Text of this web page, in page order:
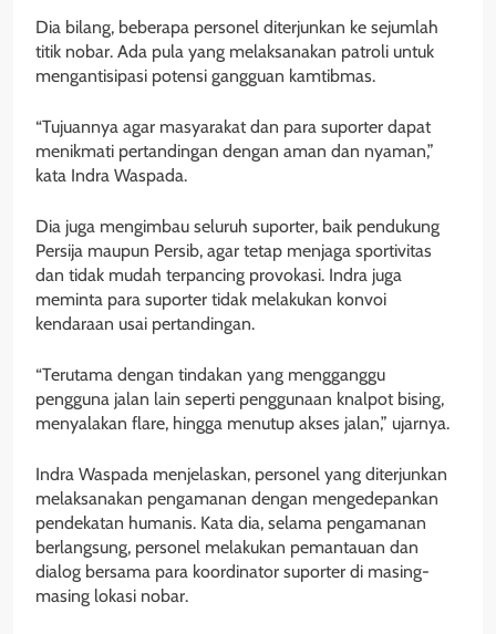
Dia bilang, beberapa personel diterjunkan ke sejumlah
titik nobar. Ada pula yang melaksanakan patroli untuk
mengantisipasi potensi gangguan kamtibmas.
“Tujuannya agar masyarakat dan para suporter dapat
menikmati pertandingan dengan aman dan nyaman,”
kata Indra Waspada.
Dia juga mengimbau seluruh suporter, baik pendukung
Persija maupun Persib, agar tetap menjaga sportivitas
dan tidak mudah terpancing provokasi. Indra juga
meminta para suporter tidak melakukan konvoi
kendaraan usai pertandingan.
“Terutama dengan tindakan yang mengganggu
pengguna jalan lain seperti penggunaan knalpot bising,
menyalakan flare, hingga menutup akses jalan,” ujarnya.
Indra Waspada menjelaskan, personel yang diterjunkan
melaksanakan pengamanan dengan mengedepankan
pendekatan humanis. Kata dia, selama pengamanan
berlangsung, personel melakukan pemantauan dan
dialog bersama para koordinator suporter di masing-
masing lokasi nobar.